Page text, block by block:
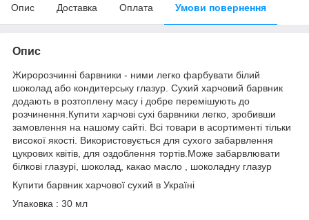
Опис Доставка Оплата Умови повернення
Опис
Жиророзчинні барвники - ними легко фарбувати білий
шоколад або кондитерську глазур. Сухий харчовий барвник
додають в розтоплену масу і добре перемішують до
розчинення.Купити харчові сухі барвники легко, зробивши
замовлення на нашому сайті. Всі товари в асортименті тільки
високої якості. Використовується для сухого забарвлення
цукрових квітів, для оздоблення тортів.Може забарвлювати
білкові глазурі, шоколад, какао масло , шоколадну глазур
Купити барвник харчової сухий в Україні
Упаковка : 30 мл